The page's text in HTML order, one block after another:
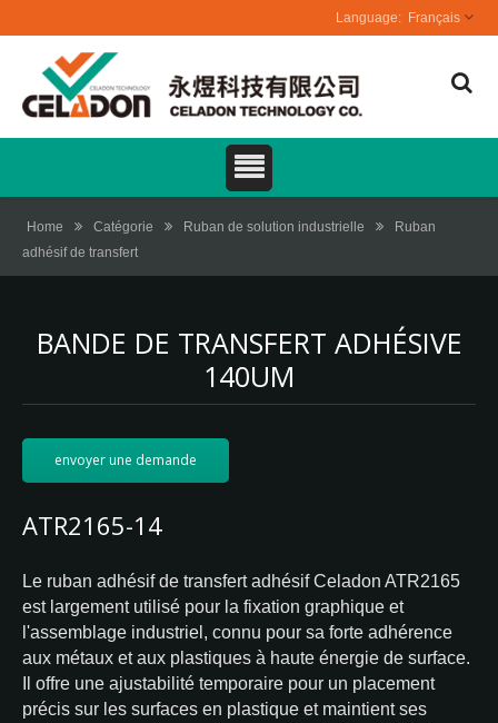
Français
Home Catégorie Ruban de solution industrielle
Ruban
adhésif de transfert
BANDE DE TRANSFERT ADHÉSIVE
140UM
envoyer une demande
ATR2165-14
Le ruban adhésif de transfert adhésif Celadon ATR2165
est largement utilisé pour la fixation graphique et
l'assemblage industriel, connu pour sa forte adhérence
aux métaux et aux plastiques à haute énergie de surface.
Il offre une ajustabilité temporaire pour un placement
précis sur les surfaces en plastique et maintient ses